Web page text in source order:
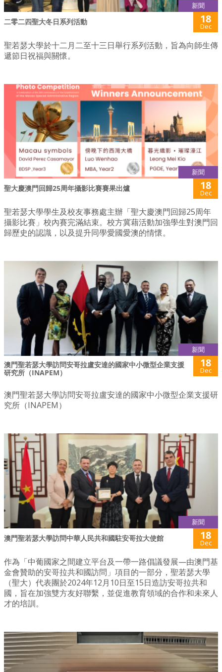
新聞
二零二四聖大冬日系列活動 18
Dec
聖若瑟大學於十二月二至十三日舉行系列活動，旨為向師生傳
遞節日祝福與關懷。
新聞
聖大慶澳門回歸25周年攝影比賽賽果出爐 18
Dec
聖若瑟大學學生及校友事務處主辦「聖大慶澳門回歸25周年
攝影比賽」校內賽完滿結束。校方冀藉活動加強學生對澳門回
歸歷史的認識，以及提升同學愛國愛澳的情懷。
新聞
澳門聖若瑟大學訪問安哥拉盧安達的國家中小微型企業支援
研究所（INAPEM）
18
Dec
澳門聖若瑟大學訪問安哥拉盧安達的國家中小微型企業支援研
究所（INAPEM）
新聞
澳門聖若瑟大學訪問中華人民共和國駐安哥拉大使館 18
Dec
作為「中葡國家之間建立平台及一帶一路倡議發展—由澳門基
金會贊助的安哥拉共和國訪問」項目的一部分，聖若瑟大學
（聖大）代表團於2024年12月10日至15日造訪安哥拉共和
國，旨在加強雙方友好聯繫，並促進教育領域的合作和未來人
才的培訓。